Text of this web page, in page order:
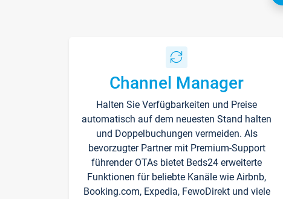
Channel Manager
Halten Sie Verfügbarkeiten und Preise
automatisch auf dem neuesten Stand halten
und Doppelbuchungen vermeiden. Als
bevorzugter Partner mit Premium-Support
führender OTAs bietet Beds24 erweiterte
Funktionen für beliebte Kanäle wie Airbnb,
Booking.com, Expedia, FewoDirekt und viele